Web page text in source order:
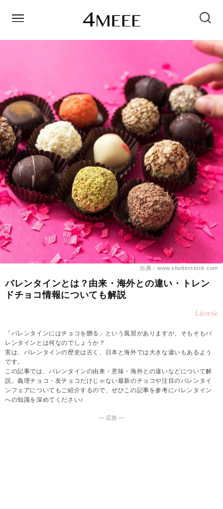
出典：www.shutterstock.com
バレンタインとは？由来・海外との違い・トレン
ドチョコ情報についても解説
Lifestyle
「バレンタインにはチョコを贈る」という風習がありますが、そもそもバ
レンタインとは何なのでしょうか？
実は、バレンタインの歴史は古く、日本と海外では大きな違いもあるよう
です。
この記事では、バレンタインの由来・意味・海外との違いなどについて解
説。義理チョコ・友チョコだけじゃない最新のチョコや注目のバレンタイ
ンフェアについてもご紹介するので、ぜひこの記事を参考にバレンタイン
への知識を深めてください♪
― 広告 ―